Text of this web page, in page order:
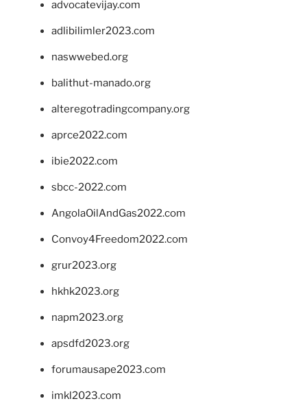
advocatevijay.com
adlibilimler2023.com
naswwebed.org
balithut-manado.org
alteregotradingcompany.org
aprce2022.com
ibie2022.com
sbcc-2022.com
AngolaOilAndGas2022.com
Convoy4Freedom2022.com
grur2023.org
hkhk2023.org
napm2023.org
apsdfd2023.org
forumausape2023.com
imkl2023.com